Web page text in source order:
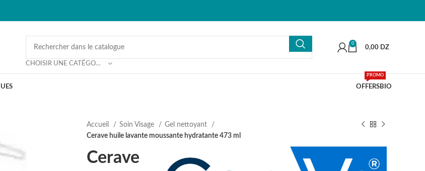
CHOISIR UNE CATÉGORIE
0
0,00 DZ
OFFERS
PROMO
BIO
Accueil Soin Visage
Gel nettoyant
Cerave huile lavante moussante hydratante 473 ml
Cerave